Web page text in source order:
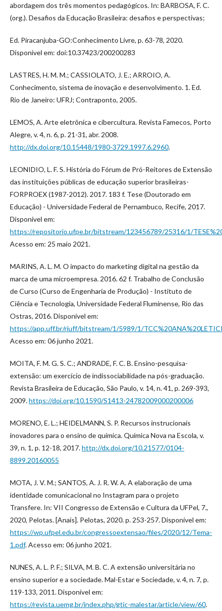
abordagem dos três momentos pedagógicos. In: BARBOSA, F. C.
(org.). Desafios da Educação Brasileira: desafios e perspectivas;
Ed. Piracanjuba-GO:Conhecimento Livre, p. 63-78, 2020.
Disponível em: doi:10.37423/200200283
LASTRES, H. M. M.; CASSIOLATO, J. E.; ARROIO, A.
Conhecimento, sistema de inovação e desenvolvimento. 1. Ed.
Rio de Janeiro: UFRJ; Contraponto, 2005.
LEMOS, A. Arte eletrônica e cibercultura. Revista Famecos, Porto
Alegre, v. 4, n. 6, p. 21-31, abr. 2008.
http://dx.doi.org/10.15448/1980-3729.1997.6.2960.
LEONIDIO, L. F. S. História do Fórum de Pró-Reitores de Extensão
das instituições públicas de educação superior brasileiras-
FORPROEX (1987-2012). 2017. 183 f. Tese (Doutorado em
Educação) - Universidade Federal de Pernambuco, Recife, 2017.
Disponível em:
https://repositorio.ufpe.br/bitstream/123456789/25316/1/
Acesso em: 25 maio 2021.
MARINS, A. L. M. O impacto do marketing digital na gestão da
marca de uma microempresa. 2016. 62 f. Trabalho de Conclusão
de Curso (Curso de Engenharia de Produção) - Instituto de
Ciência e Tecnologia, Universidade Federal Fluminense, Rio das
Ostras, 2016. Disponível em:
https://app.uff.br/riuff/bitstream/1/5989/1/
Acesso em: 06 junho 2021.
MOITA, F. M. G. S. C.; ANDRADE, F. C. B. Ensino-pesquisa-
extensão: um exercício de indissociabilidade na pós-graduação.
Revista Brasileira de Educação, São Paulo, v. 14, n. 41, p. 269-393,
2009.https://doi.org/10.1590/S1413-24782009000200006
MORENO, E. L.; HEIDELMANN, S. P. Recursos instrucionais
inovadores para o ensino de química. Química Nova na Escola, v.
39, n. 1, p. 12-18, 2017.http://dx.doi.org/10.21577/0104-
8899.20160055
MOTA, J. V. M.; SANTOS, A. J. R. W. A. A elaboração de uma
identidade comunicacional no Instagram para o projeto
Transfere. In: VII Congresso de Extensão e Cultura da UFPel, 7.,
2020, Pelotas. [Anais]. Pelotas, 2020. p. 253-257. Disponível em:
https://wp.ufpel.edu.br/congressoextensao/files/2020/12/Tema-
1.pdf. Acesso em: 06 junho 2021.
NUNES, A. L. P. F.; SILVA, M. B. C. A extensão universitária no
ensino superior e a sociedade. Mal-Estar e Sociedade, v. 4, n. 7, p.
119-133, 2011. Disponível em:
https://revista.uemg.br/index.php/gtic-malestar/article/view/60.